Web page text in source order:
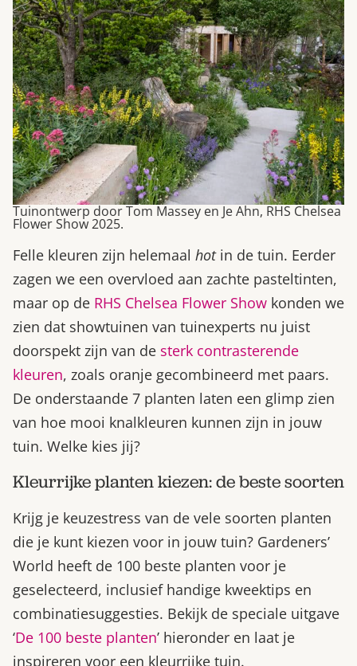
Tuinontwerp door Tom Massey en Je Ahn, RHS Chelsea
Flower Show 2025.
Felle kleuren zijn helemaal hotin de tuin. Eerder
zagen we een overvloed aan zachte pasteltinten,
maar op de RHS Chelsea Flower Show konden we
zien dat showtuinen van tuinexperts nu juist
doorspekt zijn van de sterk contrasterende
kleuren, zoals oranje gecombineerd met paars.
De onderstaande 7 planten laten een glimp zien
van hoe mooi knalkleuren kunnen zijn in jouw
tuin. Welke kies jij?
Kleurrijke planten kiezen: de beste soorten
Krijg je keuzestress van de vele soorten planten
die je kunt kiezen voor in jouw tuin? Gardeners’
World heeft de 100 beste planten voor je
geselecteerd, inclusief handige kweektips en
combinatiesuggesties. Bekijk de speciale uitgave
‘De 100 beste planten’ hieronder en laat je
inspireren voor een kleurrijke tuin.